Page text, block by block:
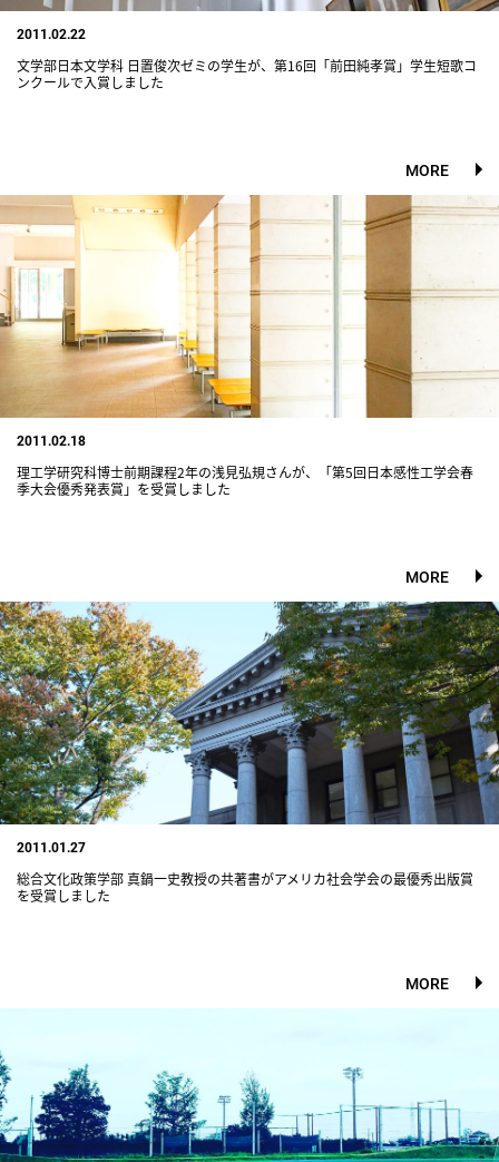
2011.02.22
文学部日本文学科 日置俊次ゼミの学生が、第16回「前田純孝賞」学生短歌コ
ンクールで入賞しました
MORE
2011.02.18
理工学研究科博士前期課程2年の浅見弘規さんが、「第5回日本感性工学会春
季大会優秀発表賞」を受賞しました
MORE
2011.01.27
総合文化政策学部 真鍋一史教授の共著書がアメリカ社会学会の最優秀出版賞
を受賞しました
MORE